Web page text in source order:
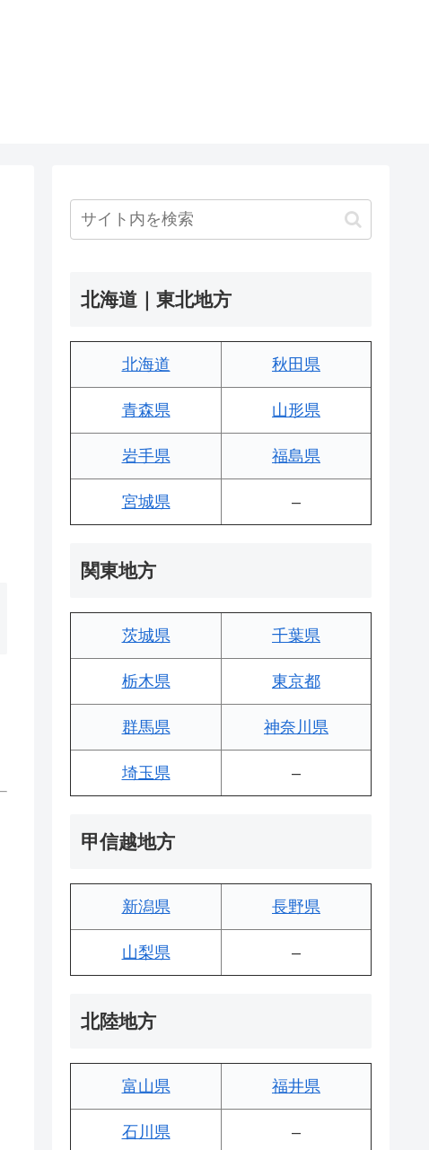
北海道｜東北地方
北海道 秋田県
青森県 山形県
岩手県 福島県
宮城県 –
関東地方
茨城県 千葉県
栃木県 東京都
群馬県 神奈川県
埼玉県 –
甲信越地方
新潟県 長野県
山梨県 –
北陸地方
富山県 福井県
石川県 –